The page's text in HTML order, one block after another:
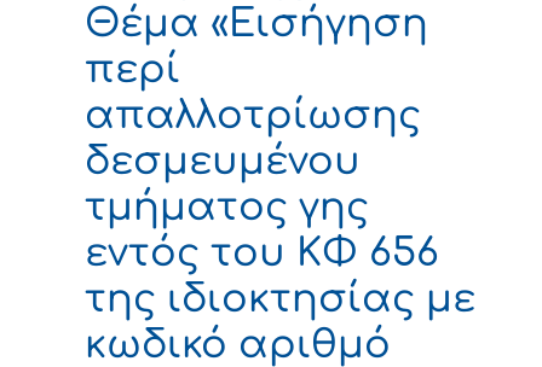
Θέμα «Εισήγηση
περί
απαλλοτρίωσης
δεσμευμένου
τμήματος γης
εντός του ΚΦ 656
της ιδιοκτησίας με
κωδικό αριθμό